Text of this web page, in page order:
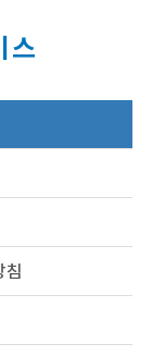
스
침